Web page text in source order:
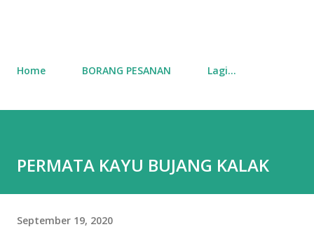
Home BORANG PESANAN Lagi…
PERMATA KAYU BUJANG KALAK
September 19, 2020